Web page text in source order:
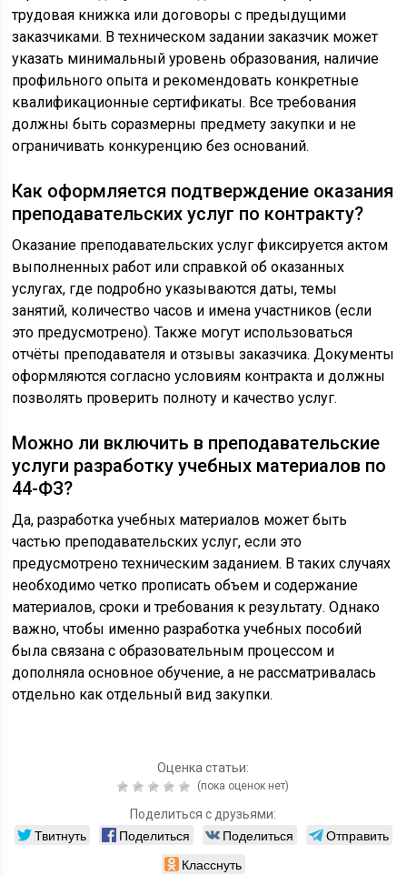
трудовая книжка или договоры с предыдущими
заказчиками. В техническом задании заказчик может
указать минимальный уровень образования, наличие
профильного опыта и рекомендовать конкретные
квалификационные сертификаты. Все требования
должны быть соразмерны предмету закупки и не
ограничивать конкуренцию без оснований.
Как оформляется подтверждение оказания
преподавательских услуг по контракту?
Оказание преподавательских услуг фиксируется актом
выполненных работ или справкой об оказанных
услугах, где подробно указываются даты, темы
занятий, количество часов и имена участников (если
это предусмотрено). Также могут использоваться
отчёты преподавателя и отзывы заказчика. Документы
оформляются согласно условиям контракта и должны
позволять проверить полноту и качество услуг.
Можно ли включить в преподавательские
услуги разработку учебных материалов по
44-ФЗ?
Да, разработка учебных материалов может быть
частью преподавательских услуг, если это
предусмотрено техническим заданием. В таких случаях
необходимо четко прописать объем и содержание
материалов, сроки и требования к результату. Однако
важно, чтобы именно разработка учебных пособий
была связана с образовательным процессом и
дополняла основное обучение, а не рассматривалась
отдельно как отдельный вид закупки.
Оценка статьи:
(пока оценок нет)
Поделиться с друзьями:
Твитнуть Поделиться Поделиться
Отправить
Класснуть